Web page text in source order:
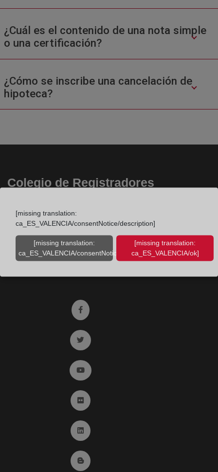
¿Cuál es el contenido de una nota simple
o una certificación?
¿Cómo se inscribe una cancelación de
hipoteca?
Colegio de Registradores
Teléfono:91 270 17 96
Fax:91 564 11 59
Email:contacto@registradores.org
Ir a facebook (abre en ventana nueva)
Ir a twitter (abre en ventana nueva)
Ir a YouTube (abre en ventana nueva)
Ir a Flickr (abre en ventana nueva)
Ir a Linkedin (abre en ventana nueva)
Ir al Blog (abre en ventana nueva)
[missing translation:
ca_ES_VALENCIA/consentNotice/description]
[missing translation:
ca_ES_VALENCIA/consentNotice/learnMore]
[missing translation:
ca_ES_VALENCIA/ok]